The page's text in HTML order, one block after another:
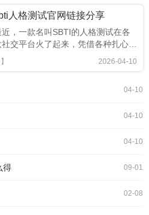
人格测试官网链接分享
近，一款名叫SBTI的人格测试在各
社交平台火了起来，凭借各种扎心又
笑的精神状态标签，迅速成为年轻人
新型社交暗号。很多人跟风玩梗，却
。今天就为大家整理出 SBTI 在线测
一键测出你的专属人格。SBTI人格
2026-04-10
04-10
04-10
04-10
09-01
得
02-08